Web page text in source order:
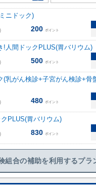
ニドック)
200 ポイント
!人間ドックPLUS(胃バリウム)
500 ポイント
(乳がん検診+子宮がん検診+骨
480 ポイント
PLUS(胃バリウム)
830 ポイント
組合の補助を利用するプラ